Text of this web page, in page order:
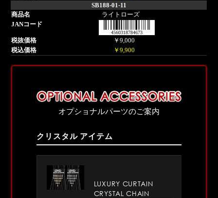
SB188-01-11
ライトローズ
4560318784673
￥9,000
￥9,900
オプショナルパーツのご案内
クリスタル アイテム
LUXURY CURTAIN
CRYSTAL CHAIN